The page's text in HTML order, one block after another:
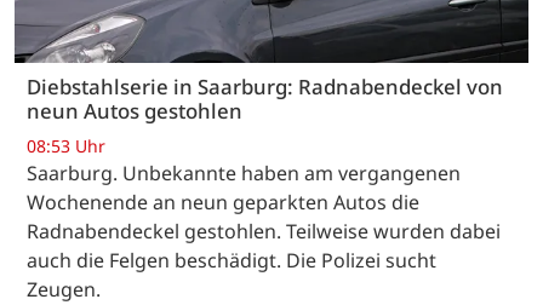
Diebstahlserie in Saarburg: Radnabendeckel von
neun Autos gestohlen
08:53 Uhr
Saarburg. Unbekannte haben am vergangenen
Wochenende an neun geparkten Autos die
Radnabendeckel gestohlen. Teilweise wurden dabei
auch die Felgen beschädigt. Die Polizei sucht
Zeugen.